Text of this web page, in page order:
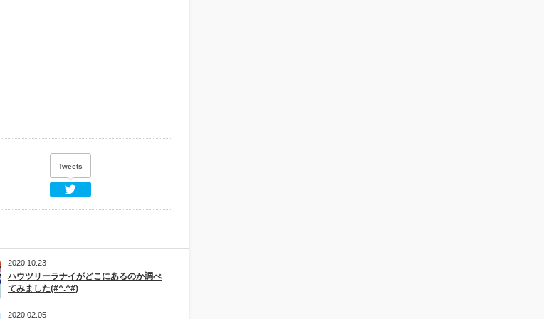
Tweets
2020 10.23
ハウツリーラナイがどこにあるのか調べ
てみました(#^.^#)
2020 02.05